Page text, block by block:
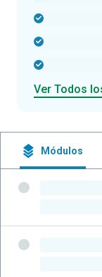
Ver Todos
Módulos